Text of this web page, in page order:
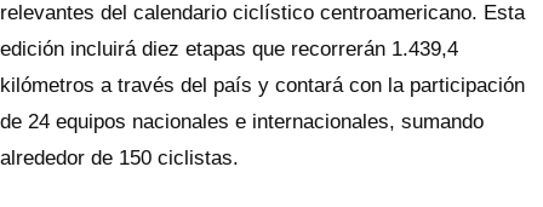
relevantes del calendario ciclístico centroamericano. Esta
edición incluirá diez etapas que recorrerán 1.439,4
kilómetros a través del país y contará con la participación
de 24 equipos nacionales e internacionales, sumando
alrededor de 150 ciclistas.